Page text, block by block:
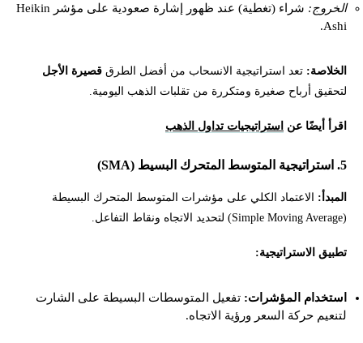
الخروج:
شراء (تغطية) عند ظهور إشارة صعودية على مؤشر Heikin
Ashi.
الخلاصة: تعد استراتيجية الانسحاب من أفضل الطرق قصيرة الأجل
لتحقيق أرباح صغيرة ومتكررة من تقلبات الذهب اليومية.
اقرأ أيضًا عن استراتيجيات تداول الذهب
5. استراتيجية المتوسط المتحرك البسيط (SMA)
المبدأ: الاعتماد الكلي على مؤشرات المتوسط المتحرك البسيطة
(Simple Moving Average) لتحديد الاتجاه ونقاط التفاعل.
تطبيق الاستراتيجية:
استخدام المؤشرات: تفعيل المتوسطات البسيطة على الشارت
لتنعيم حركة السعر ورؤية الاتجاه.